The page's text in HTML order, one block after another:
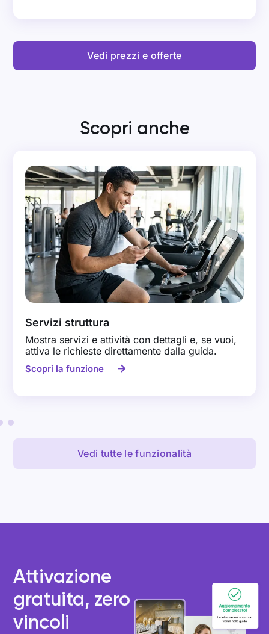
Vedi prezzi e offerte
Scopri anche
Servizi struttura
Mostra servizi e attività con dettagli e, se vuoi,
attiva le richieste direttamente dalla guida.
Scopri la funzione
Vedi tutte le funzionalità
Attivazione
gratuita, zero
vincoli